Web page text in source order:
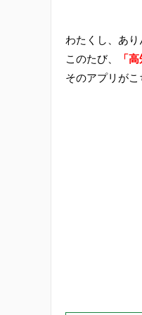
わたくし、あり
このたび、
「
そのアプリがこ